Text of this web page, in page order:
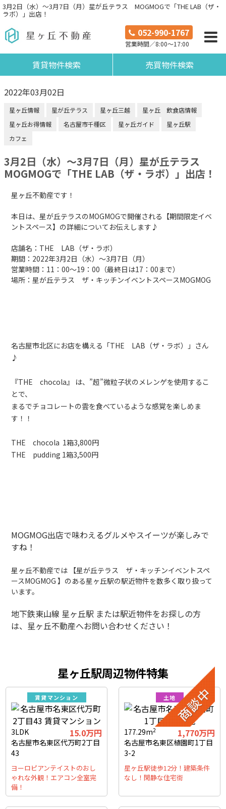
3月2日（水）〜3月7日（月）星が丘テラス MOGMOGで「THE LAB（ザ・
ラボ）」出店！
052-990-1767
営業時間／8:00～17:00
賃貸物件検索 売買物件検索
2022年03月02日
星ヶ丘情報 星が丘テラス 星ヶ丘三越
星ヶ丘 飲食店情報
星ヶ丘お得情報
名古屋市千種区 星ヶ丘ガイド
星ヶ丘駅
カフェ
3月2日（水）〜3月7日（月）星が丘テラス
MOGMOGで「THE LAB（ザ・ラボ）」出店！
星ヶ丘不動産です！
本日は、星が丘テラスのMOGMOGで開催される【期間限定イベ
ントスペース】の詳細についてお伝えします♪
店舗名：THE LAB（ザ・ラボ）
期間：2022年3月2日（水）〜3月7日（月）
営業時間：11：00〜19：00（最終日は17：00まで）
場所：星が丘テラス ザ・キッチンイベントスペースMOGMOG
名古屋市北区にお店を構える「THE LAB（ザ・ラボ）」さん
♪
『THE chocola』 は、”超”微粒子状のメレンゲを使用するこ
とで、
まるでチョコレートの雲を食べているような感覚を楽しめま
す！！
THE chocola 1箱3,800円
THE pudding 1箱3,500円
MOGMOG出店で味わえるグルメやスイーツが楽しみで
すね！
星ヶ丘不動産では 【星が丘テラス ザ・キッチンイベントスペ
ースMOGMOG 】のある星ヶ丘駅の駅近物件を数多く取り扱って
います。
地下鉄東山線 星ヶ丘駅 または駅近物件をお探しの方
は、星ヶ丘不動産へお問い合わせください！
星ヶ丘駅周辺物件特集
賃貸マンション
3LDK 15.0万円
名古屋市名東区代万町2丁目
43
ヨーロピアンテイストのおし
ゃれな外観！エアコン全室完
備！
土地
177.29m2 1,770万円
名古屋市名東区植園町1丁目
3-2
星ヶ丘駅徒歩12分！建築条件
なし！閑静な住宅街